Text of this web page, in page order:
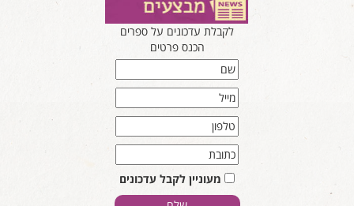
לקבלת עדכונים על ספרים
הכנס פרטים
מעוניין לקבל עדכונים